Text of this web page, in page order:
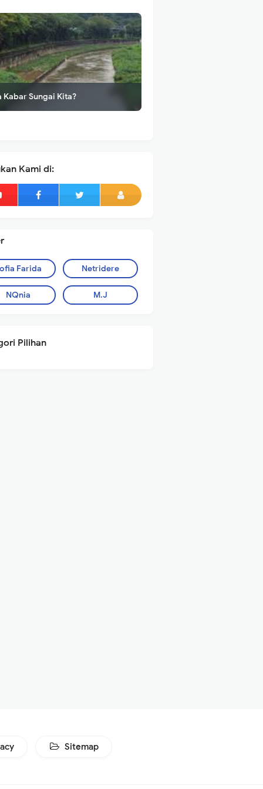
Kabar Sungai Kita?
Kami di:
Farida Netridere
NQnia M.J
Pilihan
Sitemap